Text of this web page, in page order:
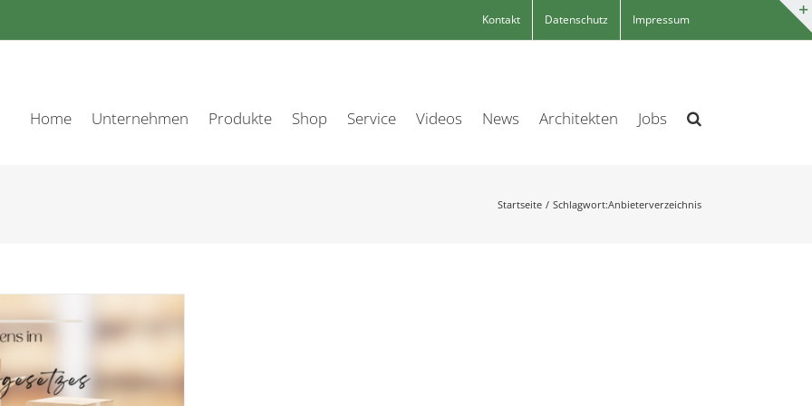
Kontakt Datenschutz Impressum
Home Unternehmen Produkte Shop Service Videos News Architekten Jobs
Startseite Schlagwort:Anbieterverzeichnis